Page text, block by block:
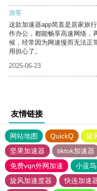
游客
这款加速器app简直是居家旅
作办公，都能畅享高速网络，
候，经常因为网速慢而无法正
用担心了。
2025-06-23
友情链接
网站地图 QuickQ 旋
坚果加速器
tiktok加速器
免费vqn外网加速
小蓝鸟
旋风加速度器
快连加速